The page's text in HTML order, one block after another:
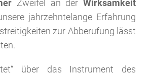
Zweifel an derWirksamkeit
jahrzehntelange Erfahrung
zur Abberufung lässt
über das Instrument des